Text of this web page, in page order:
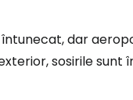
dar
sosirile
a călătorilor